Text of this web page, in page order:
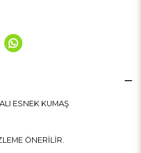
ESNEK KUMAŞ
ÖNERİLİR.